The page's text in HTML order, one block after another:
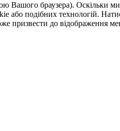
Вашого браузера). Оскільки
або подібних технологій.
призвести до відображення